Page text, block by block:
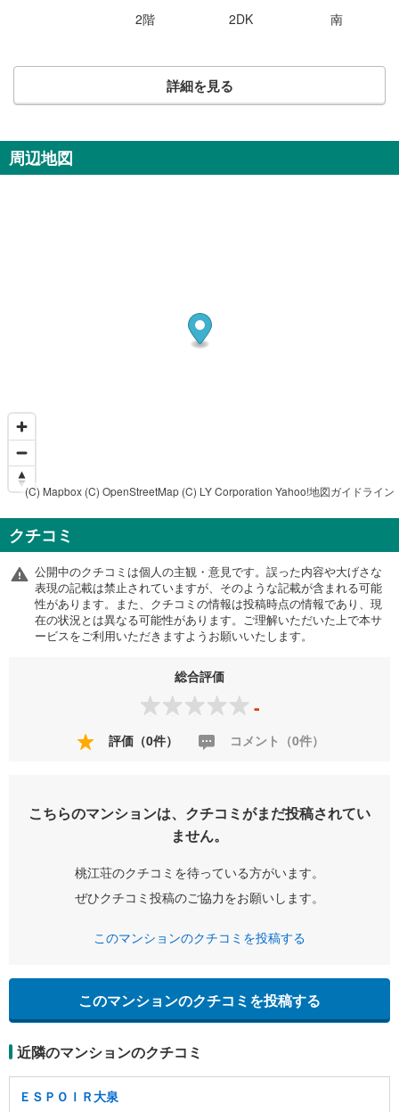
2階 2DK 南
詳細を見る
周辺地図
(C) Mapbox (C) OpenStreetMap (C) LY Corporation Yahoo!地図ガイドライン
クチコミ
公開中のクチコミは個人の主観・意見です。誤った内容や大げさな
表現の記載は禁止されていますが、そのような記載が含まれる可能
性があります。また、クチコミの情報は投稿時点の情報であり、現
在の状況とは異なる可能性があります。ご理解いただいた上で本サ
ービスをご利用いただきますようお願いいたします。
総合評価
-
評価（0件） コメント（0件）
こちらのマンションは、クチコミがまだ投稿されてい
ません。
桃江荘のクチコミを待っている方がいます。
ぜひクチコミ投稿のご協力をお願いします。
このマンションのクチコミを投稿する
このマンションのクチコミを投稿する
近隣のマンションのクチコミ
ＥＳＰＯＩＲ大泉